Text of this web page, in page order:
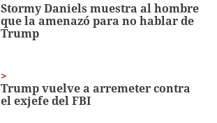
Stormy Daniels muestra al hombre
que la amenazó para no hablar de
Trump
Trump vuelve a arremeter contra
el exjefe del FBI